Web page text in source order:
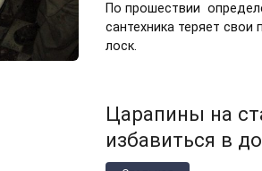
По прошествии
сантехника теряет
лоск.
Царапины на
избавиться в